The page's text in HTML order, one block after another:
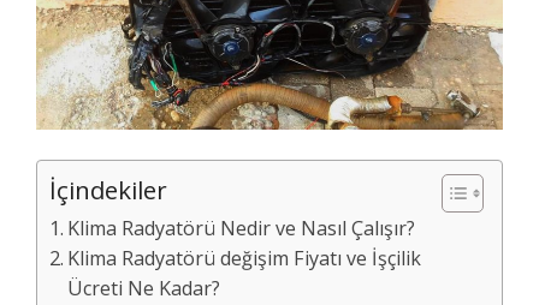
İçindekiler
Klima Radyatörü Nedir ve Nasıl Çalışır?
Klima Radyatörü değişim Fiyatı ve İşçilik
Ücreti Ne Kadar?